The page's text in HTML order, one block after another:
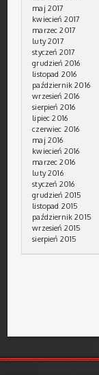
maj 2017
kwiecień 2017
marzec 2017
luty 2017
styczeń 2017
grudzień 2016
listopad 2016
październik 2016
wrzesień 2016
sierpień 2016
lipiec 2016
czerwiec 2016
maj 2016
kwiecień 2016
marzec 2016
luty 2016
styczeń 2016
grudzień 2015
listopad 2015
październik 2015
wrzesień 2015
sierpień 2015